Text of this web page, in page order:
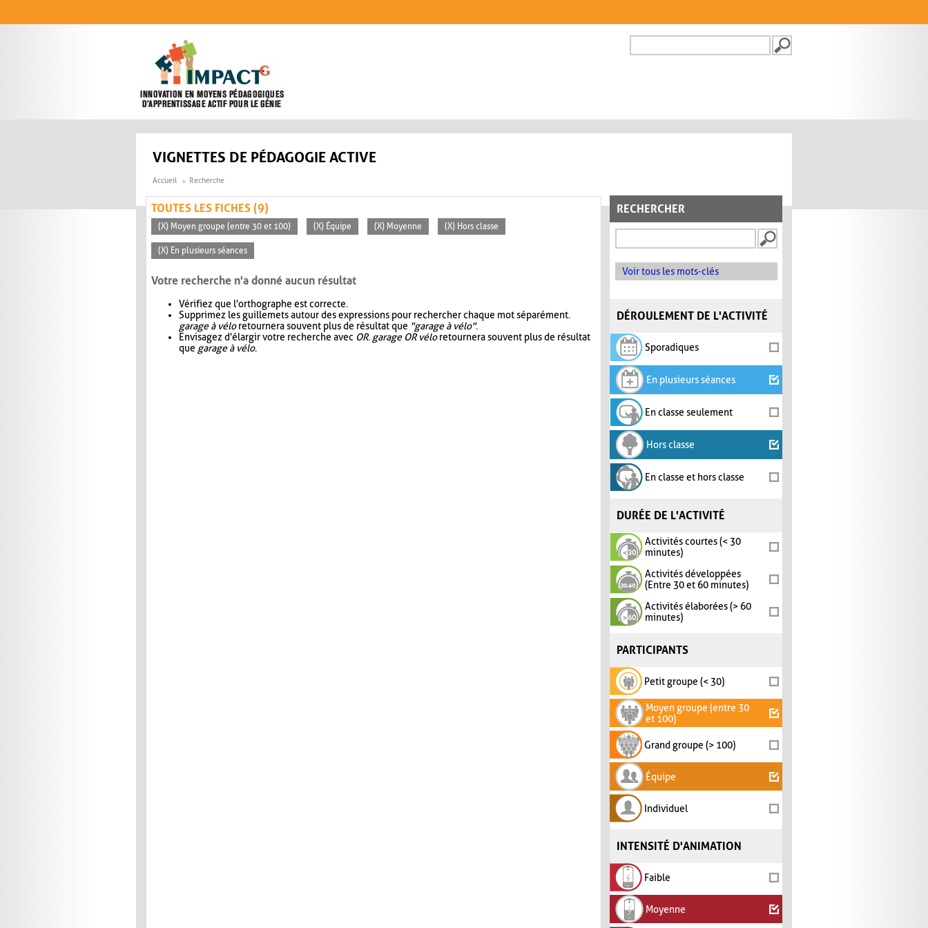
FORMULAIRE DE
VIGNETTES DE PÉDAGOGIE ACTIVE
Accueil Recherche
RECHERCHER
Voir tous les mots-clés
DÉROULEMENT DE L'ACTIVITÉ
Sporadiques
En plusieurs séances
En classe seulement
Hors classe
En classe et hors classe
DURÉE DE L'ACTIVITÉ
Activités courtes (< 30
minutes)
Activités développées
(Entre 30 et 60 minutes)
Activités élaborées (> 60
minutes)
PARTICIPANTS
Petit groupe (< 30)
Moyen groupe (entre 30
et 100)
Grand groupe (> 100)
Équipe
Individuel
INTENSITÉ D'ANIMATION
Faible
Moyenne
TOUTES LES FICHES (9)
(X) Moyen groupe (entre 30 et 100) (X) Équipe (X) Moyenne (X) Hors classe
(X) En plusieurs séances
Votre recherche n'a donné aucun résultat
Vérifiez que l'orthographe est correcte.
Supprimez les guillemets autour des expressions pour rechercher chaque mot séparément.
garage à véloretournera souvent plus de résultat que "garage à vélo".
Envisagez d'élargir votre recherche avec OR. garage OR véloretournera souvent plus de résultat
que garage à vélo.